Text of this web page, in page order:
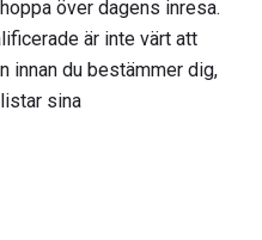
över dagens inresa.
är inte värt att
innan du bestämmer dig,
sina